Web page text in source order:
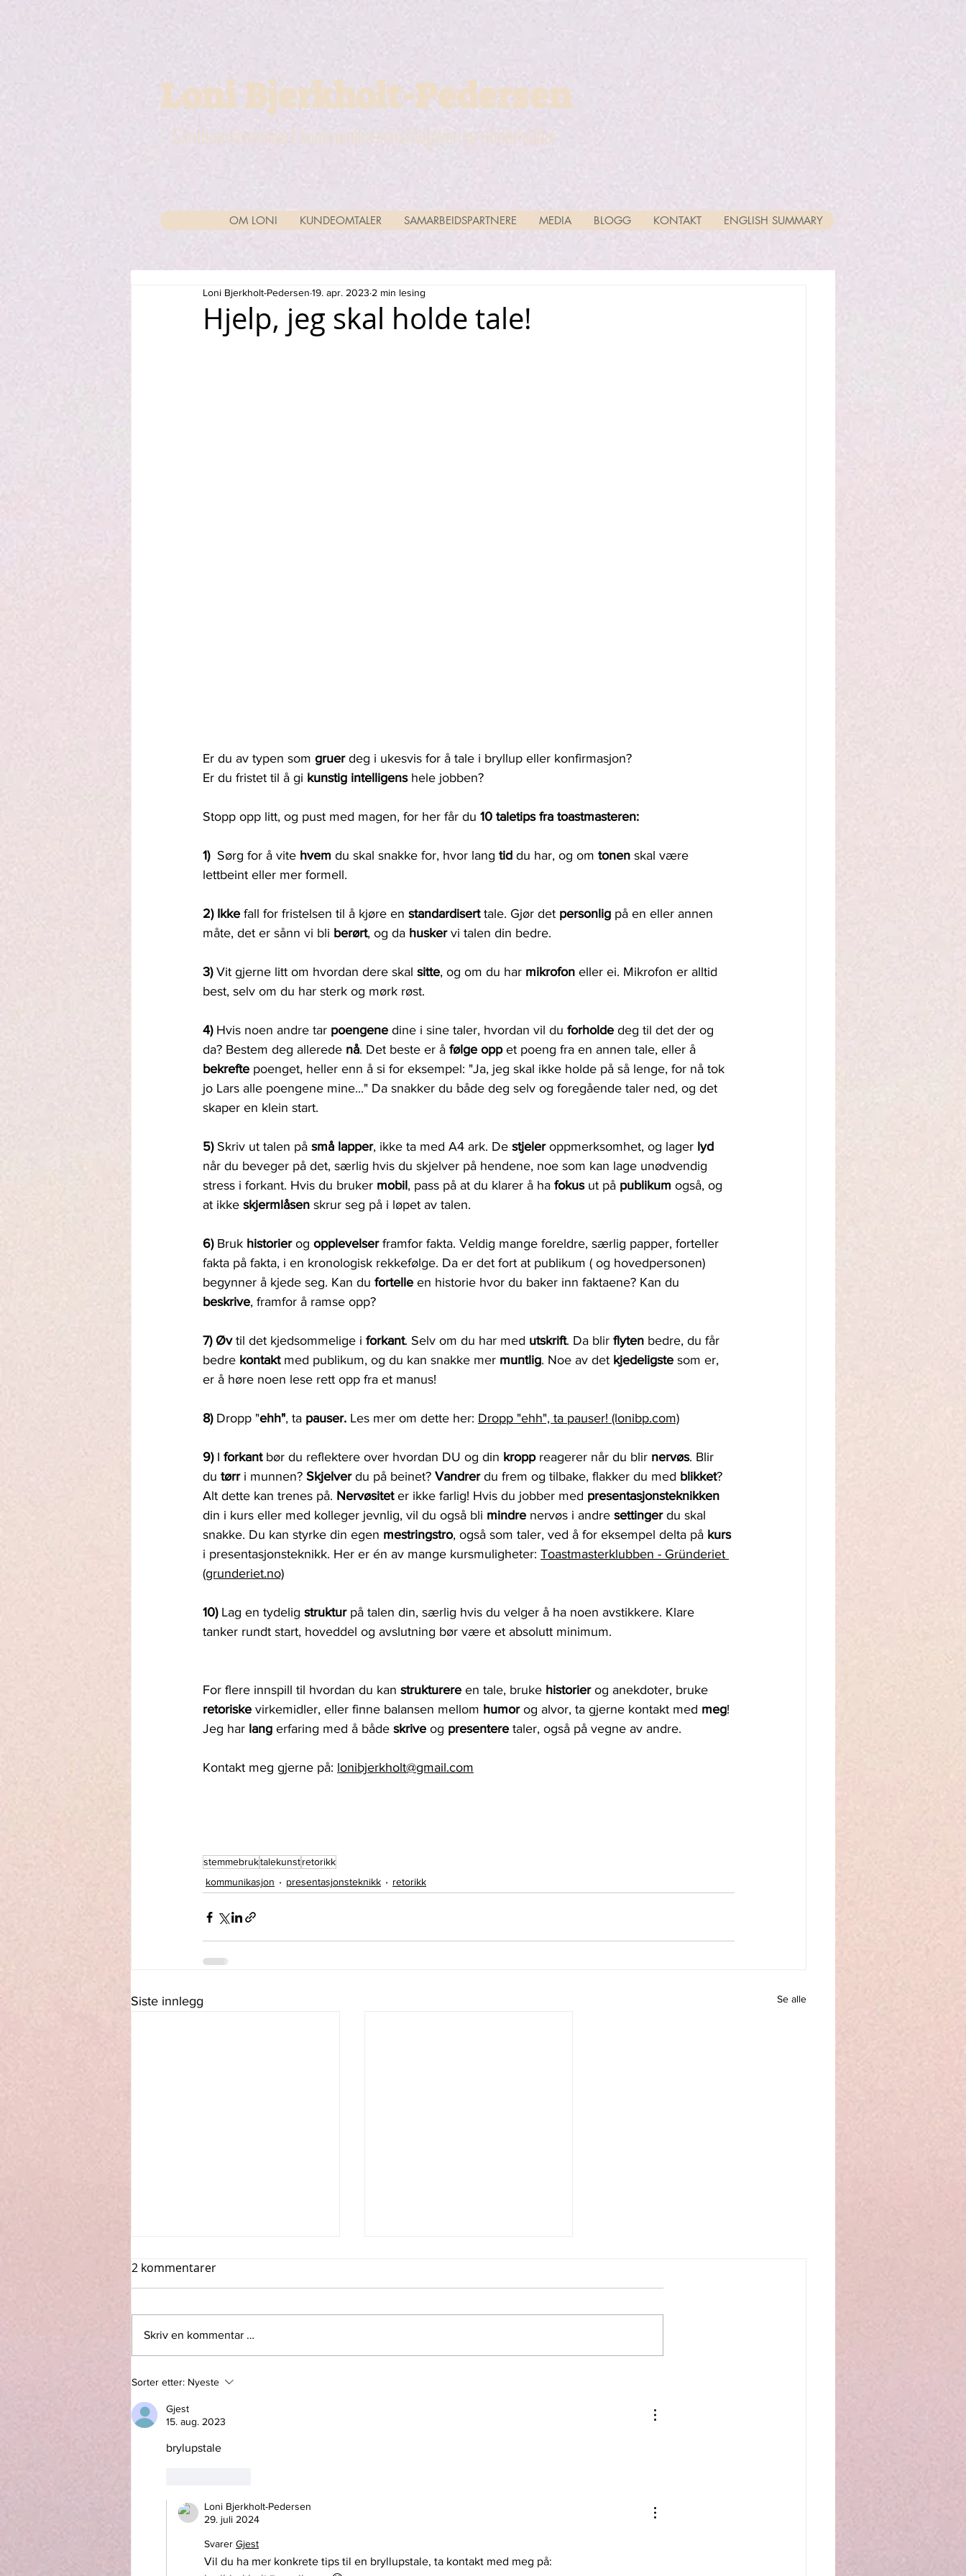
Loni Bjerkholt-Pedersen
– Samfunnsengasjert kommunikasjonsrådgiver og underholder
OM LONI KUNDEOMTALER SAMARBEIDSPARTNERE MEDIA BLOGG KONTAKT ENGLISH SUMMARY
Hjelp, jeg skal holde tale!
Loni Bjerkholt-Pedersen 19. apr. 2023 2 min lesing
Er du av typen som gruer deg i ukesvis for å tale i bryllup eller konfirmasjon?
Er du fristet til å gi kunstig intelligens hele jobben?
Stopp opp litt, og pust med magen, for her får du 10 taletips fra toastmasteren:
1) Sørg for å vite hvem du skal snakke for, hvor lang tid du har, og om tonen skal være
lettbeint eller mer formell.
2) Ikke fall for fristelsen til å kjøre en standardisert tale. Gjør det personlig på en eller annen
måte, det er sånn vi bli berørt, og da husker vi talen din bedre.
3) Vit gjerne litt om hvordan dere skal sitte, og om du har mikrofon eller ei. Mikrofon er alltid
best, selv om du har sterk og mørk røst.
4) Hvis noen andre tar poengene dine i sine taler, hvordan vil du forholde deg til det der og
da? Bestem deg allerede nå. Det beste er å følge opp et poeng fra en annen tale, eller å
bekrefte poenget, heller enn å si for eksempel: "Ja, jeg skal ikke holde på så lenge, for nå tok
jo Lars alle poengene mine..." Da snakker du både deg selv og foregående taler ned, og det
skaper en klein start.
5) Skriv ut talen på små lapper, ikke ta med A4 ark. De stjeler oppmerksomhet, og lager lyd
når du beveger på det, særlig hvis du skjelver på hendene, noe som kan lage unødvendig
stress i forkant. Hvis du bruker mobil, pass på at du klarer å ha fokus ut på publikum også, og
at ikke skjermlåsen skrur seg på i løpet av talen.
6) Bruk historier og opplevelser framfor fakta. Veldig mange foreldre, særlig papper, forteller
fakta på fakta, i en kronologisk rekkefølge. Da er det fort at publikum ( og hovedpersonen)
begynner å kjede seg. Kan du fortelle en historie hvor du baker inn faktaene? Kan du
beskrive, framfor å ramse opp?
7) Øv til det kjedsommelige i forkant. Selv om du har med utskrift. Da blir flyten bedre, du får
bedre kontakt med publikum, og du kan snakke mer muntlig. Noe av det kjedeligste som er,
er å høre noen lese rett opp fra et manus!
8) Dropp "ehh", ta pauser. Les mer om dette her: Dropp "ehh", ta pauser! (lonibp.com)
9) I forkant bør du reflektere over hvordan DU og din kropp reagerer når du blir nervøs. Blir
du tørr i munnen? Skjelver du på beinet? Vandrer du frem og tilbake, flakker du med blikket?
Alt dette kan trenes på. Nervøsitet er ikke farlig! Hvis du jobber med presentasjonsteknikken
din i kurs eller med kolleger jevnlig, vil du også bli mindre nervøs i andre settinger du skal
snakke. Du kan styrke din egen mestringstro, også som taler, ved å for eksempel delta på kurs
i presentasjonsteknikk. Her er én av mange kursmuligheter: Toastmasterklubben - Gründeriet
(grunderiet.no)
10) Lag en tydelig struktur på talen din, særlig hvis du velger å ha noen avstikkere. Klare
tanker rundt start, hoveddel og avslutning bør være et absolutt minimum.
For flere innspill til hvordan du kan strukturere en tale, bruke historier og anekdoter, bruke
retoriske virkemidler, eller finne balansen mellom humor og alvor, ta gjerne kontakt med meg!
Jeg har lang erfaring med å både skrive og presentere taler, også på vegne av andre.
Kontakt meg gjerne på: lonibjerkholt@gmail.com
stemmebruktalekunstretorikk
kommunikasjon
presentasjonsteknikk retorikk
Siste innlegg Se alle
Dropp "ehh", ta pauser!
2 kommentarer
Skriv en kommentar …
Sorter etter: Nyeste
Gjest
15. aug. 2023
brylupstale
Loni Bjerkholt-Pedersen
29. juli 2024
Svarer Gjest
Vil du ha mer konkrete tips til en bryllupstale, ta kontakt med meg på: